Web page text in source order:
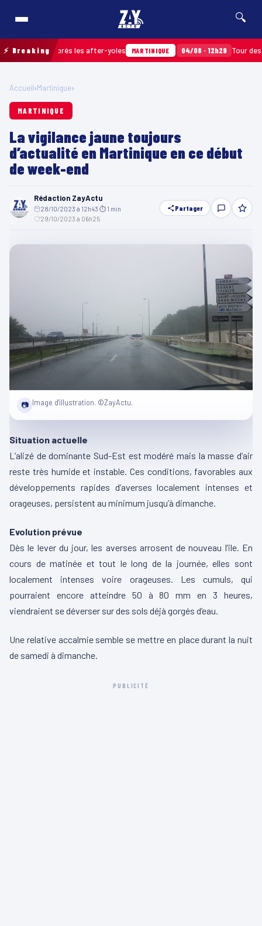
🔍
⚡ Breakingaprès les after-yoles MARTINIQUE 04/08 · 12h29 Tour des
Accueil›Martinique›
MARTINIQUE
La vigilance jaune toujours
d’actualité en Martinique en ce début
de week-end
Rédaction ZayActu
28/10/2023 à 12h43 ⏱ 1 min
29/10/2023 à 06h25
Partager
📷 Image d'illustration. ©ZayActu.
Situation actuelle
L’alizé de dominante Sud-Est est modéré mais la masse d’air
reste très humide et instable. Ces conditions, favorables aux
développements rapides d’averses localement intenses et
orageuses, persistent au minimum jusqu’à dimanche.
Evolution prévue
Dès le lever du jour, les averses arrosent de nouveau l’ile. En
cours de matinée et tout le long de la journée, elles sont
localement intenses voire orageuses. Les cumuls, qui
pourraient encore atteindre 50 à 80 mm en 3 heures,
viendraient se déverser sur des sols déjà gorgés d’eau.
Une relative accalmie semble se mettre en place durant la nuit
de samedi à dimanche.
PUBLICITÉ